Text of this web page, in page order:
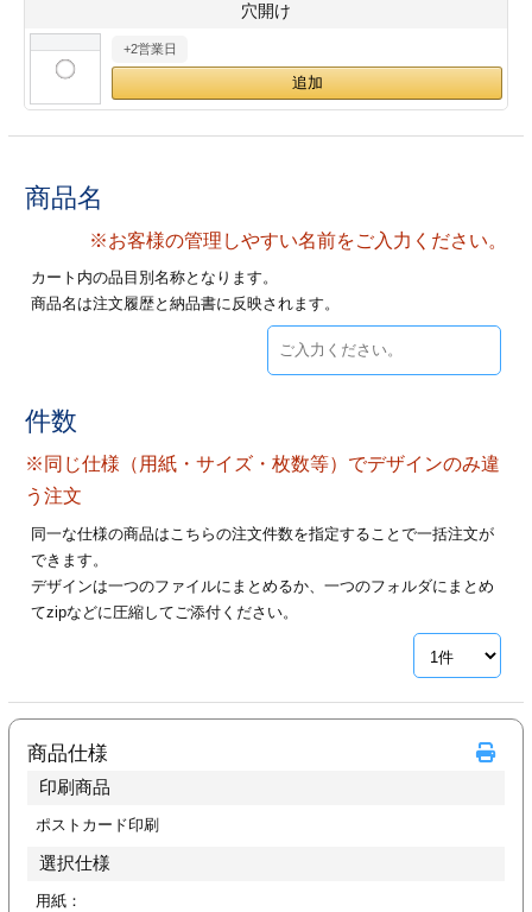
フォルダー
印刷
印刷
リーブ印刷
加工
印刷
印刷
カード印刷
ァイル印刷
印刷
リーブ
ー印刷
穴開け
+2営業日
商品名
※お客様の管理しやすい名前をご入力ください。
カート内の品目別名称となります。
商品名は注文履歴と納品書に反映されます。
件数
※同じ仕様（用紙・サイズ・枚数等）でデザインのみ違
う注文
同一な仕様の商品はこちらの注文件数を指定することで一括注文が
できます。
デザインは一つのファイルにまとめるか、一つのフォルダにまとめ
てzipなどに圧縮してご添付ください。
商品仕様
印刷商品
ポストカード印刷
選択仕様
用紙：